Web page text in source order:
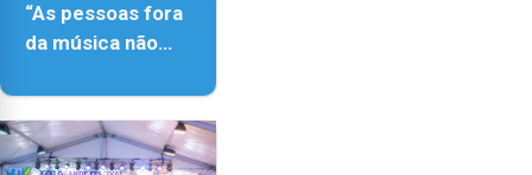
“As pessoas fora
da música não
quão difícil é
produzir uma
música”